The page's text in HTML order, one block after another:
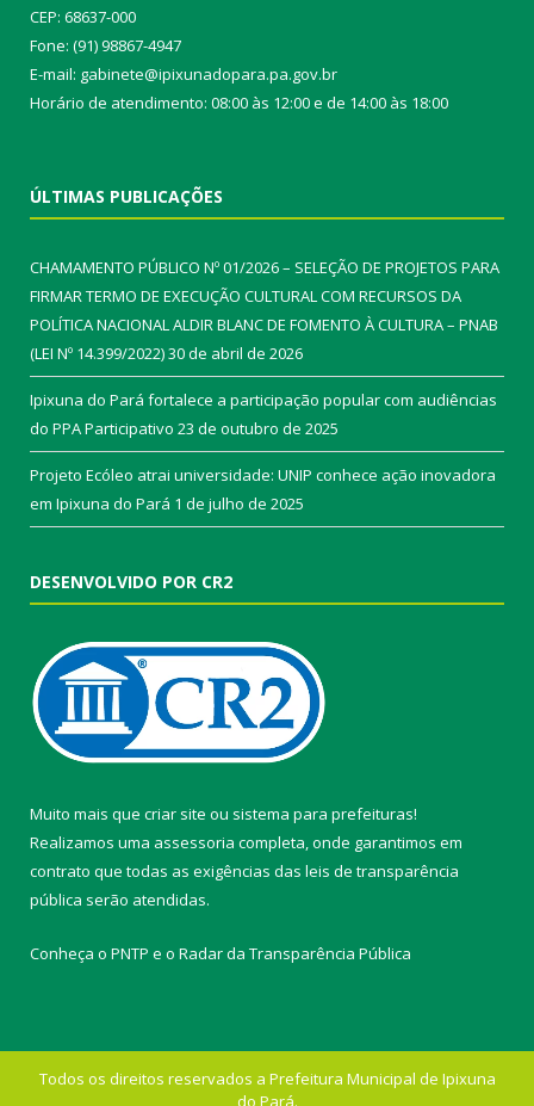
CEP: 68637-000
Fone: (91) 98867-4947
E-mail: gabinete@ipixunadopara.pa.gov.br
Horário de atendimento: 08:00 às 12:00 e de 14:00 às 18:00
ÚLTIMAS PUBLICAÇÕES
CHAMAMENTO PÚBLICO Nº 01/2026 – SELEÇÃO DE PROJETOS PARA
FIRMAR TERMO DE EXECUÇÃO CULTURAL COM RECURSOS DA
POLÍTICA NACIONAL ALDIR BLANC DE FOMENTO À CULTURA – PNAB
(LEI Nº 14.399/2022)30 de abril de 2026
Ipixuna do Pará fortalece a participação popular com audiências
do PPA Participativo 23 de outubro de 2025
Projeto Ecóleo atrai universidade: UNIP conhece ação inovadora
em Ipixuna do Pará 1 de julho de 2025
DESENVOLVIDO POR CR2
Muito mais que criar site ou sistema para prefeituras!
Realizamos uma assessoria completa, onde garantimos em
contrato que todas as exigências das leis de transparência
pública serão atendidas.
Conheça o PNTP e o Radar da Transparência Pública
Todos os direitos reservados a Prefeitura Municipal de Ipixuna
do Pará.